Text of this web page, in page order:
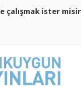
çalışmak ister